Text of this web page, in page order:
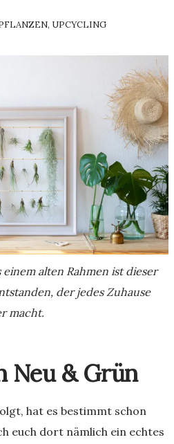
, UPCYCLING
alten Rahmen ist dieser
der jedes Zuhause
macht.
Neu & Grün
hat es bestimmt schon
euch dort nämlich ein echtes